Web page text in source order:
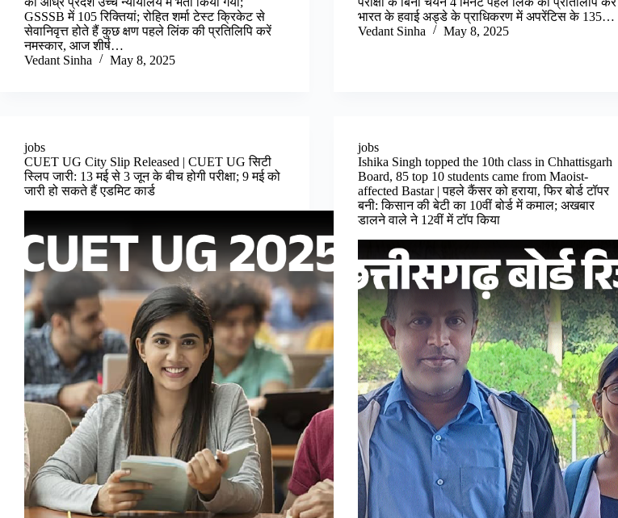
GSSSB में 105 रिक्तियां; रोहित शर्मा टेस्ट क्रिकेट से
सेवानिवृत्त होते हैं कुछ क्षण पहले लिंक की प्रतिलिपि करें
नमस्कार, आज शीर्ष…
Vedant Sinha
May 8, 2025
भारत के हवाई अड्डे के प्राधिकरण में अपरेंटिस के 135…
Vedant Sinha
May 8, 2025
jobs
CUET UG City Slip Released | CUET UG सिटी
स्लिप जारी: 13 मई से 3 जून के बीच होगी परीक्षा; 9 मई को
जारी हो सकते हैं एडमिट कार्ड
jobs
Ishika Singh topped the 10th class in Chhattisgarh
Board, 85 top 10 students came from Maoist-
affected Bastar | पहले कैंसर को हराया, फिर बोर्ड टॉपर
बनी: किसान की बेटी का 10वीं बोर्ड में कमाल; अखबार
डालने वाले ने 12वीं में टॉप किया